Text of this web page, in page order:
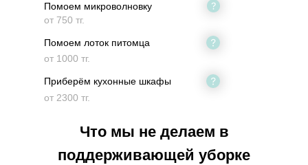
Помоем микроволновку
от 750 тг.
Помоем лоток питомца
Приберём кухонные шкафы
от 1000 тг.
от 2300 тг.
Что мы не делаем в
поддерживающей уборке